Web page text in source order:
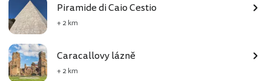
Piramide di Caio Cestio
+ 2 km
Caracallovy lázně
+ 2 km